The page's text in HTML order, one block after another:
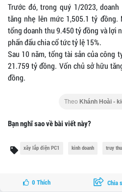
Trước đó, trong quý 1/2023,
tăng nhẹ lên mức 1,505.1 tỷ đồng.
tổng doanh thu 9.450 tỷ đồng và lợi
phấn đấu chia cổ tức tỷ lệ 15%.
Sau 10 năm, tổng tài sản của công
21.759 tỷ đồng. Vốn chủ sở hữu
đồng.
Theo Khánh Hoài -
Bạn nghĩ sao về bài viết này?
xây lắp điện PC1 kinh doanh truy
0 Thích Chia